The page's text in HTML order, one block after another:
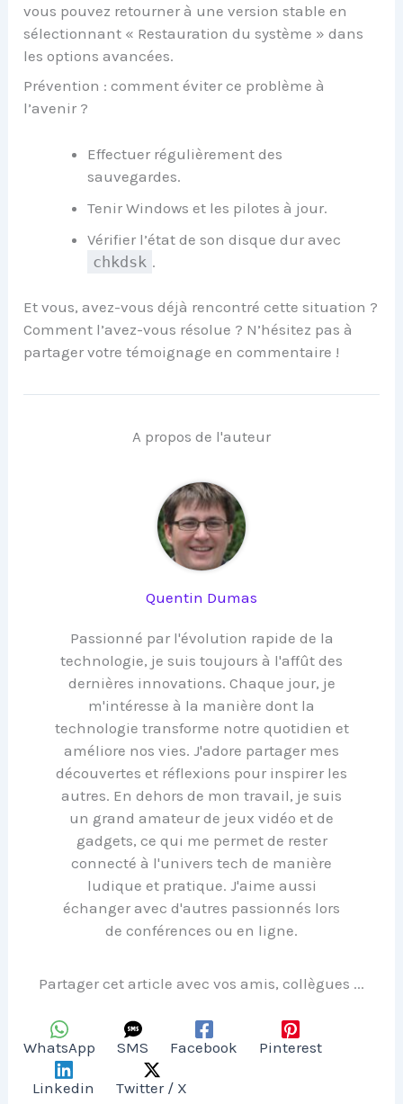
vous pouvez retourner à une version stable en
sélectionnant « Restauration du système » dans
les options avancées.
Prévention : comment éviter ce problème à
l’avenir ?
Effectuer régulièrement des
sauvegardes.
Tenir Windows et les pilotes à jour.
Vérifier l’état de son disque dur avec
chkdsk .
Et vous, avez-vous déjà rencontré cette situation ?
Comment l’avez-vous résolue ? N’hésitez pas à
partager votre témoignage en commentaire !
A propos de l'auteur
Quentin Dumas
Passionné par l'évolution rapide de la
technologie, je suis toujours à l'affût des
dernières innovations. Chaque jour, je
m'intéresse à la manière dont la
technologie transforme notre quotidien et
améliore nos vies. J'adore partager mes
découvertes et réflexions pour inspirer les
autres. En dehors de mon travail, je suis
un grand amateur de jeux vidéo et de
gadgets, ce qui me permet de rester
connecté à l'univers tech de manière
ludique et pratique. J'aime aussi
échanger avec d'autres passionnés lors
de conférences ou en ligne.
Partager cet article avec vos amis, collègues ...
WhatsApp SMS Facebook Pinterest
Linkedin Twitter / X